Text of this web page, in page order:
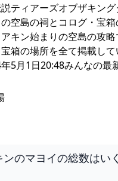
ティアーズオブザキン
空島の祠とコログ・宝
キン始まりの空島の攻
箱の場所を全て掲載し
5月1日20:48みんなの最
ンのマヨイの総数はい